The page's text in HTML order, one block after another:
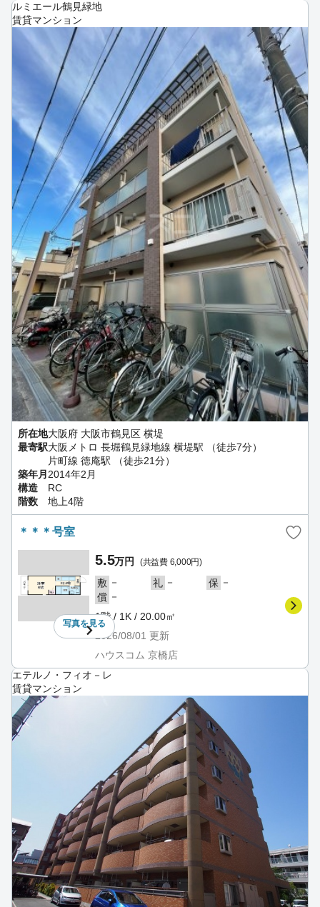
ルミエール鶴見緑地
賃貸マンション
所在地大阪府 大阪市鶴見区 横堤
最寄駅大阪メトロ 長堀鶴見緑地線 横堤駅 （徒歩7分）
片町線 徳庵駅 （徒歩21分）
築年月2014年2月
構造
RC
階数
地上4階
＊＊＊号室
写真を見る
5.5万円 (共益費 6,000円)
敷 － 礼 － 保 －
償 －
1階 / 1K / 20.00㎡
2026/08/01 更新
ハウスコム 京橋店
エテルノ・フィオ－レ
賃貸マンション